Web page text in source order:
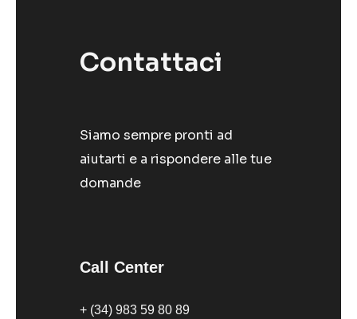
Contattaci
Siamo sempre pronti ad
aiutarti e a rispondere alle tue
domande
Call Center
+ (34) 983 59 80 89